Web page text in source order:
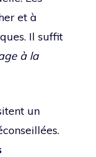
et à
Il suffit
à la
un